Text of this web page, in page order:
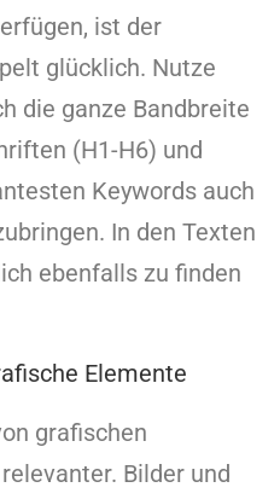
ist der
glücklich. Nutze
die ganze Bandbreite
(H1-H6) und
Keywords auch
In den Texten
ebenfalls zu finden
Elemente
grafischen
Bilder und